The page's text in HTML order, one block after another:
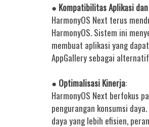
● Kompatibilitas Aplikasi
HarmonyOS Next terus
HarmonyOS. Sistem ini
membuat aplikasi yang
AppGallery sebagai
● Optimalisasi Kinerja:
HarmonyOS Next berfokus
pengurangan konsumsi
daya yang lebih efisien,